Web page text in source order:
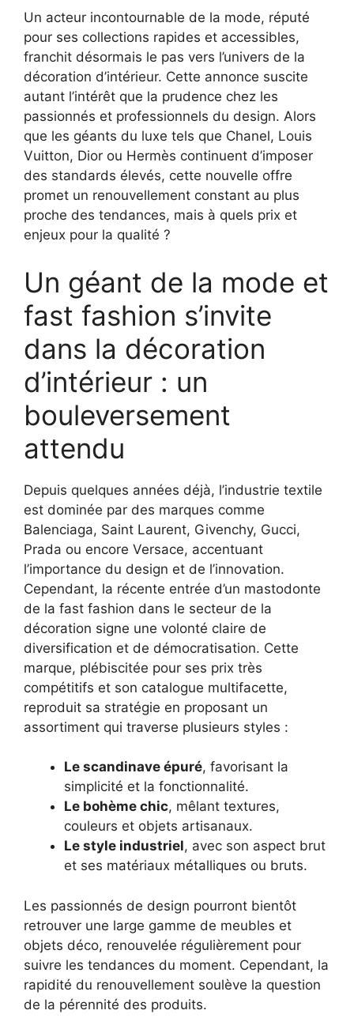
Un acteur incontournable de la mode, réputé
pour ses collections rapides et accessibles,
franchit désormais le pas vers l’univers de la
décoration d’intérieur. Cette annonce suscite
autant l’intérêt que la prudence chez les
passionnés et professionnels du design. Alors
que les géants du luxe tels que Chanel, Louis
Vuitton, Dior ou Hermès continuent d’imposer
des standards élevés, cette nouvelle offre
promet un renouvellement constant au plus
proche des tendances, mais à quels prix et
enjeux pour la qualité ?
Un géant de la mode et
fast fashion s’invite
dans la décoration
d’intérieur : un
bouleversement
attendu
Depuis quelques années déjà, l’industrie textile
est dominée par des marques comme
Balenciaga, Saint Laurent, Givenchy, Gucci,
Prada ou encore Versace, accentuant
l’importance du design et de l’innovation.
Cependant, la récente entrée d’un mastodonte
de la fast fashion dans le secteur de la
décoration signe une volonté claire de
diversification et de démocratisation. Cette
marque, plébiscitée pour ses prix très
compétitifs et son catalogue multifacette,
reproduit sa stratégie en proposant un
assortiment qui traverse plusieurs styles :
Le scandinave épuré, favorisant la
simplicité et la fonctionnalité.
Le bohème chic, mêlant textures,
couleurs et objets artisanaux.
Le style industriel, avec son aspect brut
et ses matériaux métalliques ou bruts.
Les passionnés de design pourront bientôt
retrouver une large gamme de meubles et
objets déco, renouvelée régulièrement pour
suivre les tendances du moment. Cependant, la
rapidité du renouvellement soulève la question
de la pérennité des produits.